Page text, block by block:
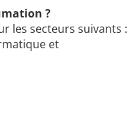
?
les secteurs suivants :
et